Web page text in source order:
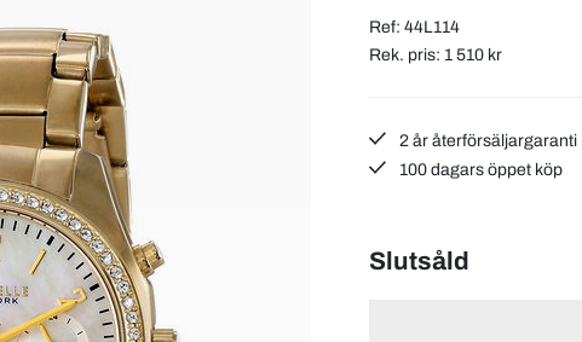
Ref: 44L114
Rek. pris: 1 510 kr
2 år återförsäljargaranti
100 dagars öppet köp
Slutsåld